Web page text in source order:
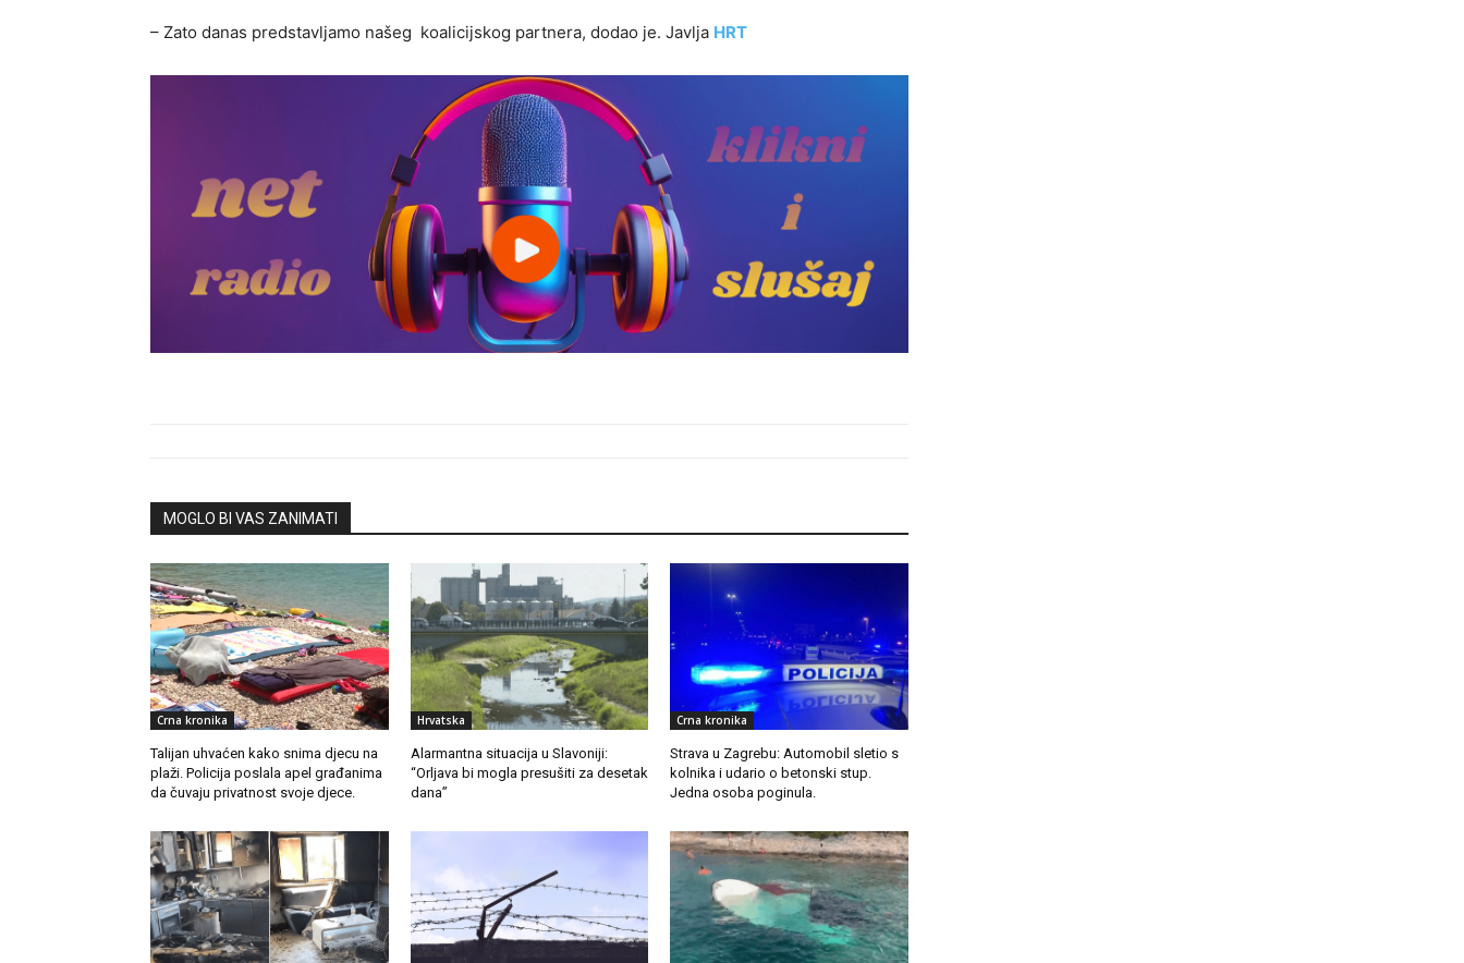
– Zato danas predstavljamo našeg koalicijskog partnera, dodao je. Javlja HRT
MOGLO BI VAS ZANIMATI
Crna kronika
Talijan uhvaćen kako snima djecu na
plaži. Policija poslala apel građanima
da čuvaju privatnost svoje djece.
Hrvatska
Alarmantna situacija u Slavoniji:
“Orljava bi mogla presušiti za desetak
dana”
Crna kronika
Strava u Zagrebu: Automobil sletio s
kolnika i udario o betonski stup.
Jedna osoba poginula.